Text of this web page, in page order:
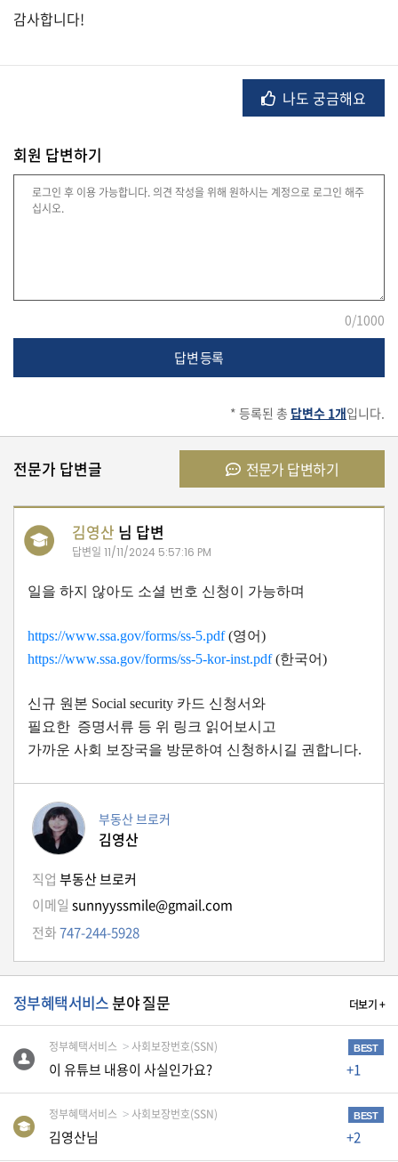
부
머
건
여
행/
가
칼
럼
미
국
TIP
감사합니다!
나도 궁금해요
회원 답변하기
0/1000
답변 등록
* 등록된 총 답변수 1개입니다.
전문가 답변글 전문가 답변하기
김영산 님 답변
답변일 11/11/2024 5:57:16 PM
일을 하지 않아도 소셜 번호 신청이 가능하며
https://www.ssa.gov/forms/ss-5.pdf(영어)
https://www.ssa.gov/forms/ss-5-kor-inst.pdf(한국어)
신규 원본 Social security 카드 신청서와
필요한 증명서류 등 위 링크 읽어보시고
가까운 사회 보장국을 방문하여 신청하시길 권합니다.
부동산 브로커
김영산
직업 부동산 브로커
이메일 sunnyyssmile@gmail.com
전화747-244-5928
정부혜택서비스분야 질문 더보기 +
정부혜택서비스 사회보장번호(SSN) BEST
이 유튜브 내용이 사실인가요? +1
정부혜택서비스 사회보장번호(SSN) BEST
김영산님 +2